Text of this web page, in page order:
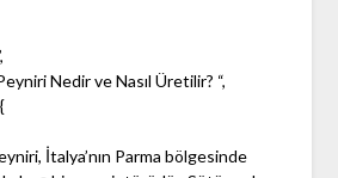
Nedir ve Nasıl Üretilir? “,
İtalya’nın Parma bölgesinde